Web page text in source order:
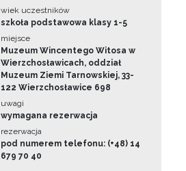
wiek uczestników
szkoła podstawowa klasy 1-5
miejsce
Muzeum Wincentego Witosa w
Wierzchosławicach, oddział
Muzeum Ziemi Tarnowskiej, 33-
122 Wierzchosławice 698
uwagi
wymagana rezerwacja
rezerwacja
pod numerem telefonu: (+48) 14
679 70 40